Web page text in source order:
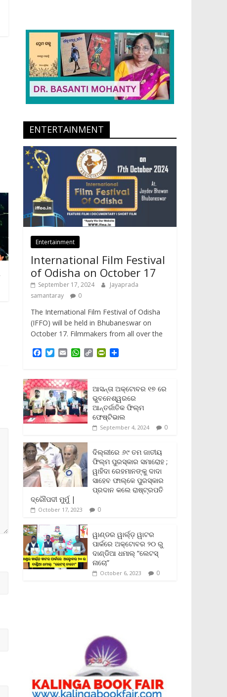
ENTERTAINMENT
Entertainment
International Film Festival
of Odisha on October 17
September 17, 2024
Jayaprada
samantaray
0
The International Film Festival of Odisha
(IFFO) will be held in Bhubaneswar on
October 17. Filmmakers from all over the
e
b
o
o
k
T
t
t
e
r
E
i
l
W
t
s
A
p
p
C
L
i
n
k
P
t
F
r
i
e
n
l
y
e
ଆସନ୍ତା ଅକ୍ଟୋବର ୧୭ ରେ
ଭୁବନେଶ୍ୱରରେ
ଆନ୍ତର୍ଜାତିକ ଫିଲ୍ମ
ଫେଷ୍ଟିଭାଲ
September 4, 2024 0
ଦିଲ୍ଲୀରେ ୬୯ ତମ ଜାତୀୟ
ଫିଲ୍ମ ପୁରସ୍କାର ସମାରୋହ ;
ୱାହିଦା ରେହମାନଙ୍କୁ ଦାଦା
ସାହେବ ଫାଲ୍‌କେ ପୁରସ୍କାର
ପ୍ରଦାନ କଲେ ରାଷ୍ଟ୍ରପତି
ଦ୍ରୌପଦୀ ମୁର୍ମୁ |
October 17, 2023 0
ୱାଣ୍ଡର ୱାର୍ଲ୍‌ଡ଼ ୱାଟର
ପାର୍କରେ ଅକ୍ଟୋବର ୨୦ ରୁ
ଦାଣ୍ଡିଆ ଧମାଲ୍ “ଲେଟସ୍
ନାଚୋ”
October 6, 2023 0